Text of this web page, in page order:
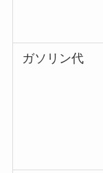
ガソリン代